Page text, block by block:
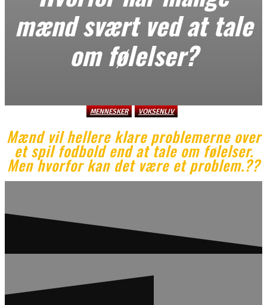
mænd svært ved at tale
om følelser?
MENNESKER VOKSENLIV
Mænd vil hellere klare problemerne over
et spil fodbold end at tale om følelser.
Men hvorfor kan det være et problem.??